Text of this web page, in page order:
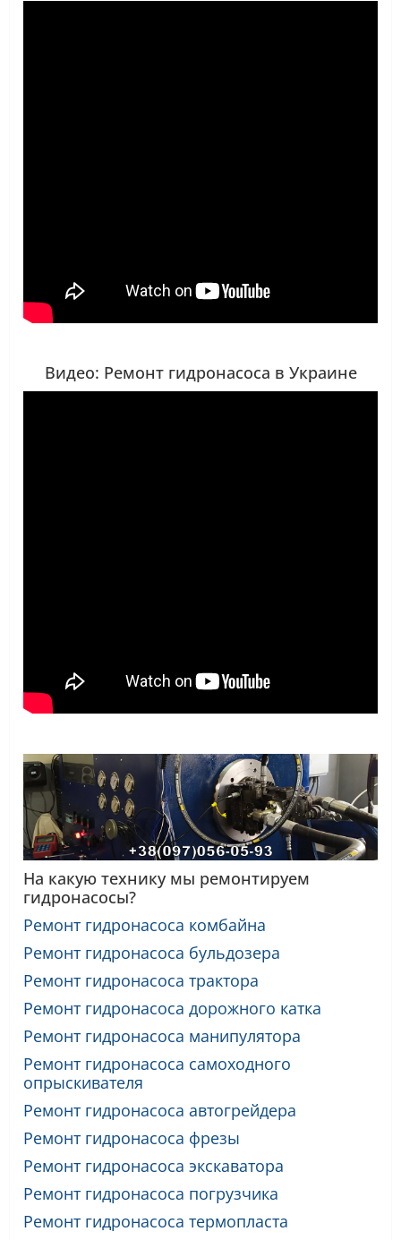
Видео: Ремонт гидронасоса в Украине
На какую технику мы ремонтируем
гидронасосы?
Ремонт гидронасоса комбайна
Ремонт гидронасоса бульдозера
Ремонт гидронасоса трактора
Ремонт гидронасоса дорожного катка
Ремонт гидронасоса манипулятора
Ремонт гидронасоса самоходного
опрыскивателя
Ремонт гидронасоса автогрейдера
Ремонт гидронасоса фрезы
Ремонт гидронасоса экскаватора
Ремонт гидронасоса погрузчика
Ремонт гидронасоса термопласта